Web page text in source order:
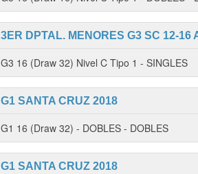
3ER DPTAL. MENORES G3 SC 12-16
G3 16 (Draw 32) Nivel C Tipo 1 - SINGLES
G1 SANTA CRUZ 2018
G1 16 (Draw 32) - DOBLES - DOBLES
G1 SANTA CRUZ 2018